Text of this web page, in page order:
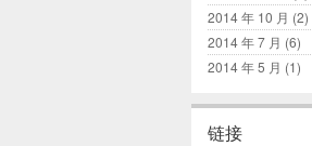
2014 年 10 月 (2)
2014 年 7 月 (6)
2014 年 5 月 (1)
链接